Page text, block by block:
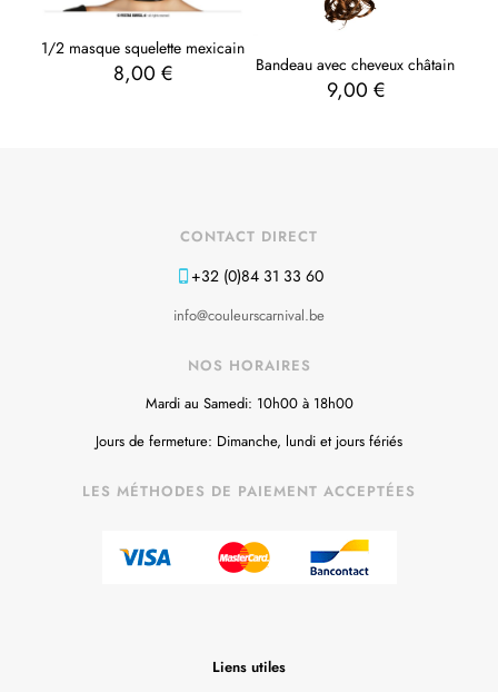
1/2 masque squelette mexicain
8,00 € Bandeau avec cheveux châtain
9,00 €
CONTACT DIRECT
+32 (0)84 31 33 60
info@couleurscarnival.be
NOS HORAIRES
Mardi au Samedi: 10h00 à 18h00
Jours de fermeture: Dimanche, lundi et jours fériés
LES MÉTHODES DE PAIEMENT ACCEPTÉES
Liens utiles